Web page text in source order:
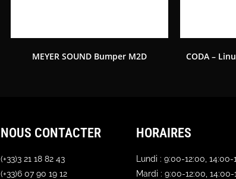
MEYER SOUND Bumper M2D
CODA –
NOUS CONTACTER
(+33)3 21 18 82 43
(+33)6 07 90 19 12
HORAIRES
Lundi : 9:00-12:00, 14:00-
Mardi : 9:00-12:00, 14:00-